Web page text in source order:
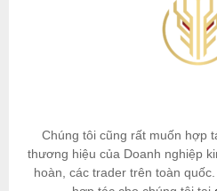
Chúng tôi cũng rất muốn hợp
thương hiệu của Doanh nghiệp
hoàn, các trader trên toàn